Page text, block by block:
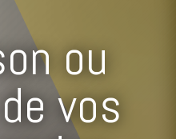
ou
vos